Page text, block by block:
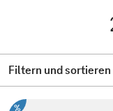
Filtern und sortieren
%